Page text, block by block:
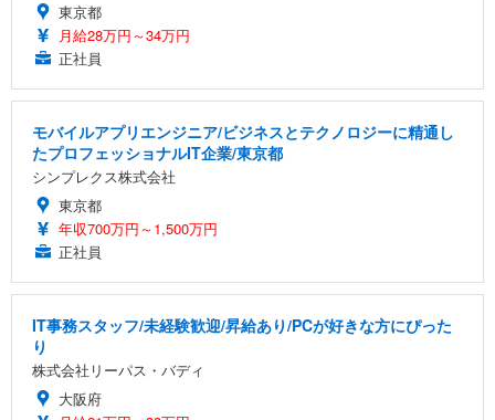
東京都
月給28万円～34万円
正社員
モバイルアプリエンジニア/ビジネスとテクノロジーに精通し
たプロフェッショナルIT企業/東京都
シンプレクス株式会社
東京都
年収700万円～1,500万円
正社員
IT事務スタッフ/未経験歓迎/昇給あり/PCが好きな方にぴった
り
株式会社リーパス・バディ
大阪府